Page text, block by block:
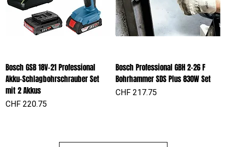
Bosch GSB 18V-21 Professional
Akku-Schlagbohrschrauber Set
mit 2 Akkus
Preis
CHF 220.75
Bosch Professional GBH 2-26 F
Bohrhammer SDS Plus 830W Set
Preis
CHF 217.75